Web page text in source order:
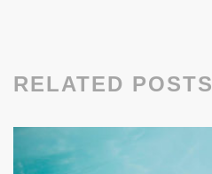
RELATED POSTS